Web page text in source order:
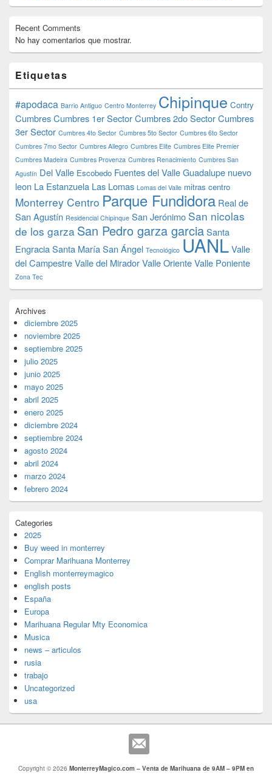
Recent Comments
No hay comentarios que mostrar.
Etiquetas
#apodaca Barrio Antiguo Centro Monterrey Chipinque Contry
CumbresCumbres 1er SectorCumbres 2do SectorCumbres
3er Sector Cumbres 4to Sector Cumbres 5to Sector Cumbres 6to Sector
Cumbres 7mo Sector Cumbres Allegro Cumbres Elite Cumbres Elite Premier
Cumbres Madeira Cumbres Provenza Cumbres Renacimiento Cumbres San
Agustín Del Valle Escobedo Fuentes del ValleGuadalupe nuevo
leon La Estanzuela Las Lomas Lomas del Valle mitras centro
Monterrey Centro Parque Fundidora Real de
San Agustín Residencial Chipinque San Jerónimo San nicolas
de los garza San Pedro garza garciaSanta
EngraciaSanta MaríaSan Ángel Tecnológico UANLValle
del CampestreValle del MiradorValle OrienteValle Poniente
Zona Tec
Archives
diciembre 2025
noviembre 2025
septiembre 2025
julio 2025
junio 2025
mayo 2025
abril 2025
enero 2025
diciembre 2024
septiembre 2024
agosto 2024
abril 2024
marzo 2024
febrero 2024
Categories
2025
Buy weed in monterrey
Comprar Marihuana Monterrey
English monterreymagico
english posts
España
Europa
Marihuana Regular Mty Economica
Musica
news – articulos
rusia
trabajo
Uncategorized
usa
Copyright © 2026 MonterreyMagico.com – Venta de Marihuana de 9AM – 9PM en